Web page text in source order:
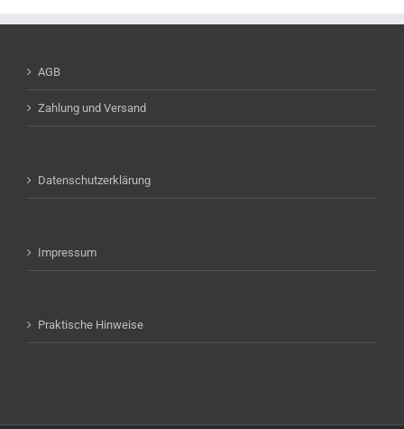
AGB
Zahlung und Versand
Datenschutzerklärung
Impressum
Praktische Hinweise